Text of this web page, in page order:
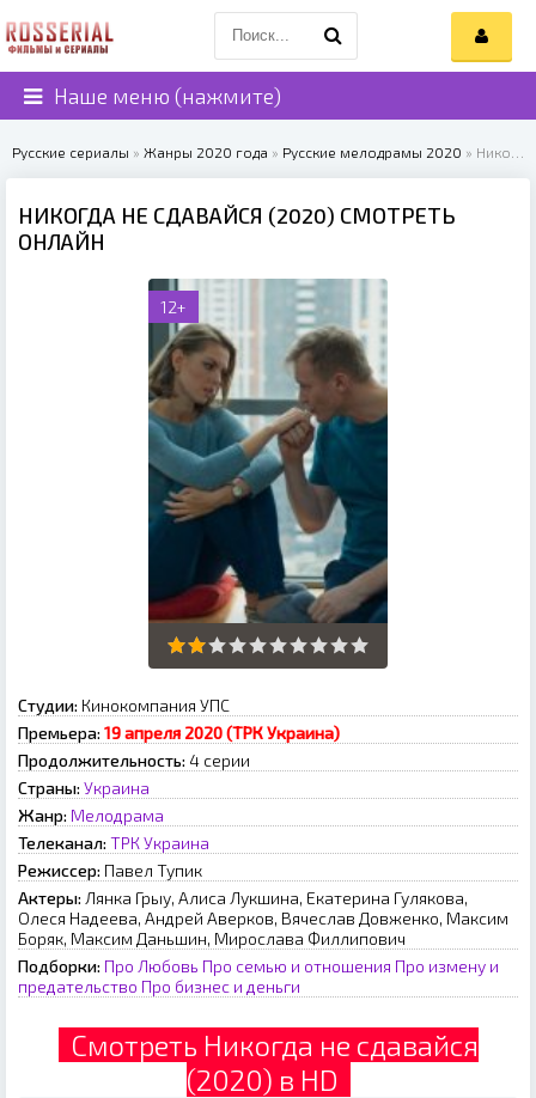
Наше меню (нажмите)
Русские сериалы » Жанры 2020 года » Русские мелодрамы 2020 » Никогда не сдавайся (2020)
НИКОГДА НЕ СДАВАЙСЯ (2020) СМОТРЕТЬ
ОНЛАЙН
12+
Студии: Кинокомпания УПС
Премьера: 19 апреля 2020 (ТРК Украина)
Продолжительность: 4 серии
Страны: Украина
Жанр: Мелодрама
Телеканал: ТРК Украина
Режиссер: Павел Тупик
Актеры: Лянка Грыу, Алиса Лукшина, Екатерина Гулякова,
Олеся Надеева, Андрей Аверков, Вячеслав Довженко, Максим
Боряк, Максим Даньшин, Мирослава Филлипович
Подборки: Про Любовь Про семью и отношения Про измену и
предательство Про бизнес и деньги
Смотреть Никогда не сдавайся
(2020) в HD